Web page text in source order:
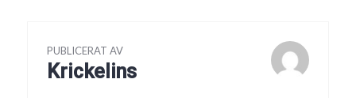
PUBLICERAT AV
Krickelins